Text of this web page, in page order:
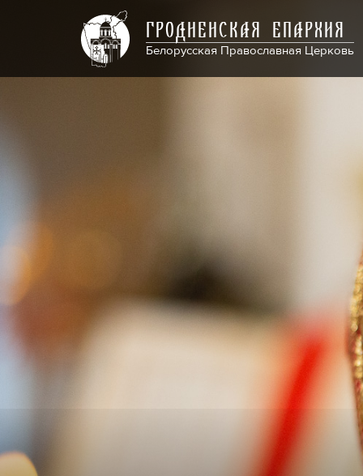
ГРОДНЕНСКАЯ ЕПАРХИЯ
Белорусская Православная Церковь